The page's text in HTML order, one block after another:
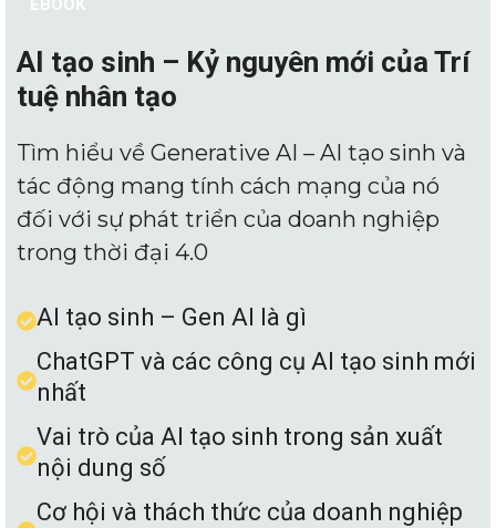
EBOOK
AI tạo sinh – Kỷ nguyên mới của Trí
tuệ nhân tạo
Tìm hiểu về Generative AI – AI tạo sinh và
tác động mang tính cách mạng của nó
đối với sự phát triển của doanh nghiệp
trong thời đại 4.0
AI tạo sinh – Gen AI là gì
ChatGPT và các công cụ AI tạo sinh mới
nhất
Vai trò của AI tạo sinh trong sản xuất
nội dung số
Cơ hội và thách thức của doanh nghiệp